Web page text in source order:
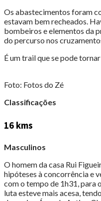
Os abastecimentos foram
estavam bem recheados.
bombeiros e elementos da
do percurso nos
É um trail que se pode
Foto: Fotos do Zé
Classificações
16 kms
Masculinos
O homem da casa Rui
hipóteses à concorrência e
com o tempo de 1h31, para
luta esteve mais acesa,